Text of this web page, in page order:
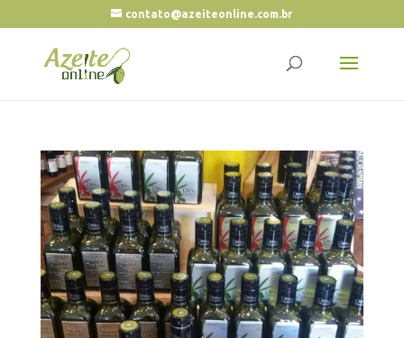
contato@azeiteonline.com.br